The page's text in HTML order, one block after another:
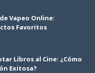
Vapeo Online:
Favoritos
Libros al Cine: ¿Cómo
Exitosa?